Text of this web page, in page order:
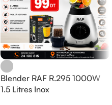
Blender RAF R.295 1000W
1.5 Litres Inox